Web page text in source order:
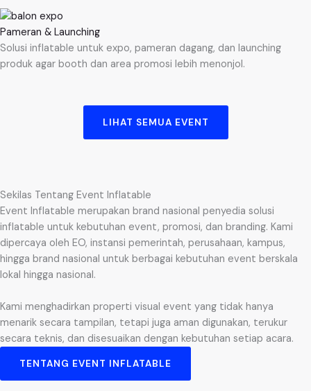
Pameran & Launching
Solusi inflatable untuk expo, pameran dagang, dan launching
produk agar booth dan area promosi lebih menonjol.
LIHAT SEMUA EVENT
Sekilas Tentang Event Inflatable
Event Inflatable merupakan brand nasional penyedia solusi
inflatable untuk kebutuhan event, promosi, dan branding. Kami
dipercaya oleh EO, instansi pemerintah, perusahaan, kampus,
hingga brand nasional untuk berbagai kebutuhan event berskala
lokal hingga nasional.
Kami menghadirkan properti visual event yang tidak hanya
menarik secara tampilan, tetapi juga aman digunakan, terukur
secara teknis, dan disesuaikan dengan kebutuhan setiap acara.
TENTANG EVENT INFLATABLE